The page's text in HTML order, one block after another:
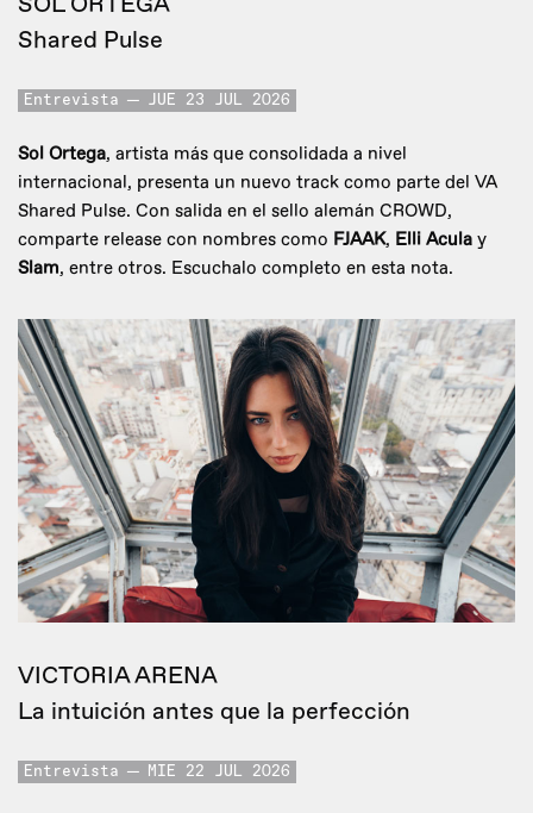
Shared Pulse
Entrevista JUE 23 JUL 2026
Sol Ortega, artista más que consolidada a nivel
internacional, presenta un nuevo track como parte del VA
Shared Pulse. Con salida en el sello alemán CROWD,
comparte release con nombres como FJAAK, Elli Acula y
Slam, entre otros. Escuchalo completo en esta nota.
VICTORIA ARENA
La intuición antes que la perfección
Entrevista MIE 22 JUL 2026